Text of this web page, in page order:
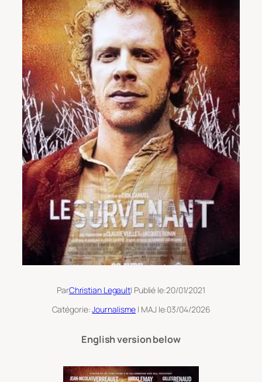
ParChristian Legault| Publié le:20/01/2021
Catégorie:Journalisme | MAJ le:03/04/2026
English version below